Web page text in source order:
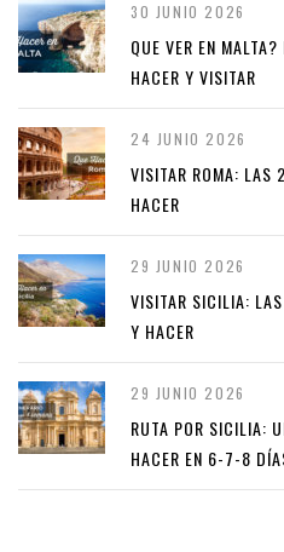
30 JUNIO 2026
QUE VER EN
HACER Y VISITAR
24 JUNIO 2026
VISITAR ROMA: LAS
HACER
29 JUNIO 2026
VISITAR SICILIA:
Y HACER
29 JUNIO 2026
RUTA POR SICILIA:
HACER EN 6-7-8